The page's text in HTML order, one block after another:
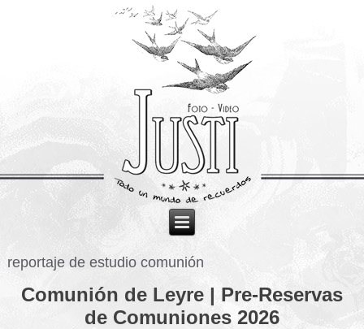
reportaje de estudio comunión
Comunión de Leyre | Pre-Reservas
de Comuniones 2026